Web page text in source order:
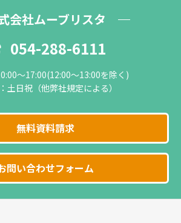
会社ムーブリスタ
054-288-6111
～17:00(12:00～13:00を除く)
土日祝（他弊社規定による）
無料資料請求
問い合わせフォーム